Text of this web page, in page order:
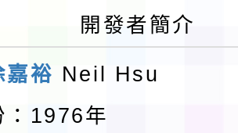
招考代課鐘點教
再辦理後續甄選)
「桃園市115學年
要點」1份
115學年度學生
一案
市補助參觀特色
開發者簡介
嘉裕 Neil Hsu
：1976年